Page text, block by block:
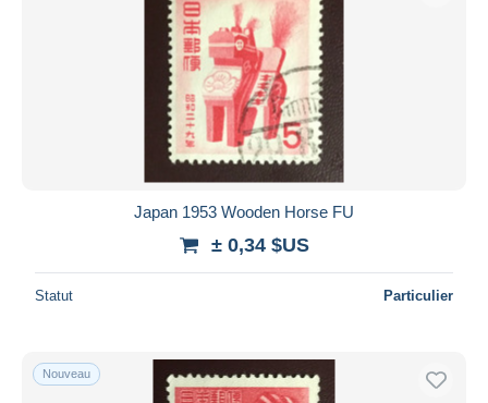
Japan 1953 Wooden Horse FU
± 0,34 $US
Statut Particulier
Nouveau